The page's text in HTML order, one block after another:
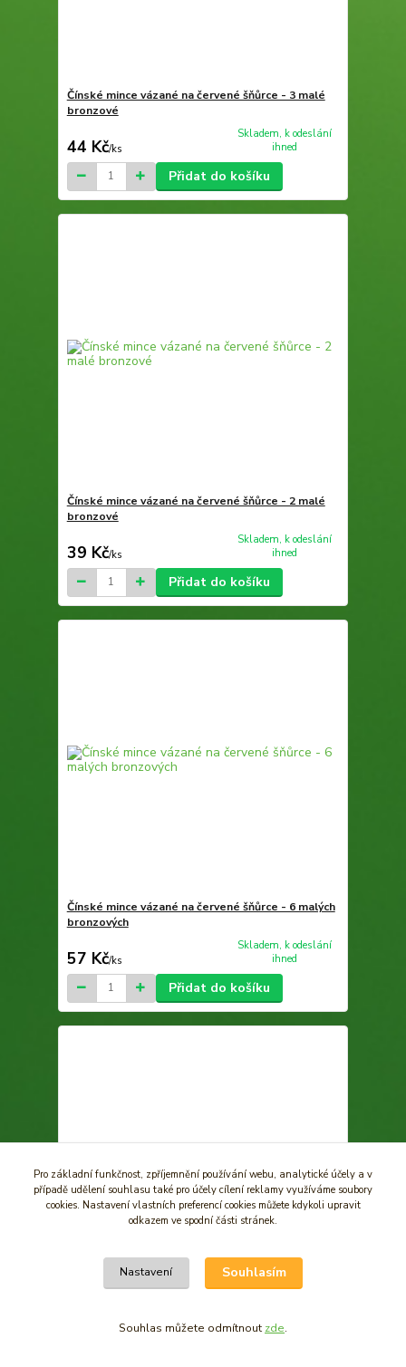
Čínské mince vázané na červené šňůrce - 3 malé
bronzové
44 Kč/ks
Skladem, k odeslání
ihned
Přidat do košíku
Čínské mince vázané na červené šňůrce - 2 malé
bronzové
39 Kč/ks
Skladem, k odeslání
ihned
Přidat do košíku
Čínské mince vázané na červené šňůrce - 6 malých
bronzových
57 Kč/ks
Skladem, k odeslání
ihned
Přidat do košíku
bronzových
Pro základní funkčnost, zpříjemnění používání webu, analytické účely a v
případě udělení souhlasu také pro účely cílení reklamy využíváme soubory
cookies. Nastavení vlastních preferencí cookies můžete kdykoli upravit
odkazem ve spodní části stránek.
Nastavení Souhlasím
Souhlas můžete odmítnout zde.